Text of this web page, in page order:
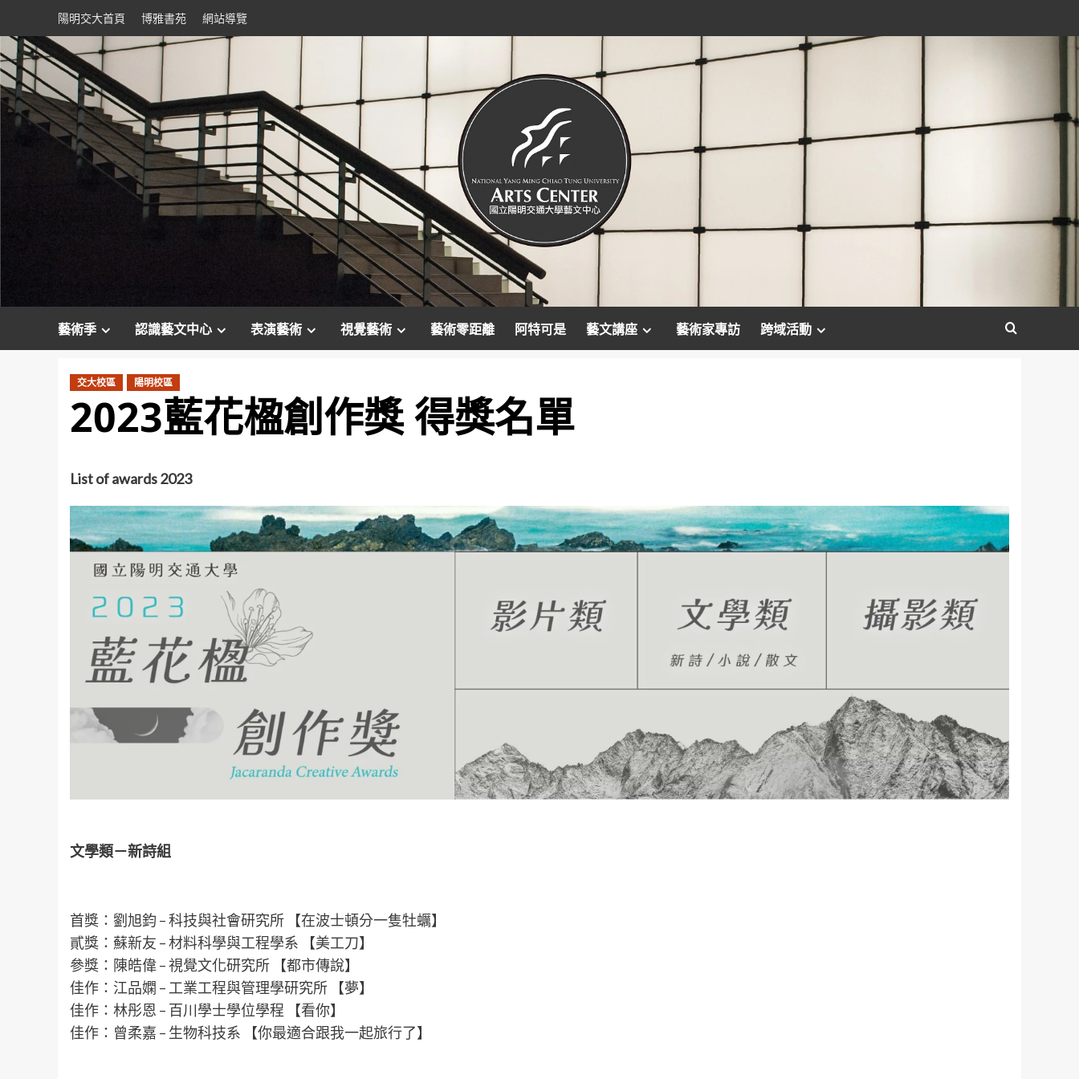
content
陽明交大首頁 博雅書苑 網站導覽
藝術季 認識藝文中心 表演藝術 視覺藝術 藝術零距離 阿特可是 藝文講座 藝術家專訪 跨域活動
交大校區 陽明校區
2023藍花楹創作獎 得獎名單
List of awards 2023
文學類－新詩組
首獎：劉旭鈞 – 科技與社會研究所 【在波士頓分一隻牡蠣】
貳獎：蘇新友 – 材料科學與工程學系 【美工刀】
參獎：陳皓偉 – 視覺文化研究所 【都市傳說】
佳作：江品嫻 – 工業工程與管理學研究所 【夢】
佳作：林彤恩 – 百川學士學位學程 【看你】
佳作：曾柔嘉 – 生物科技系 【你最適合跟我一起旅行了】